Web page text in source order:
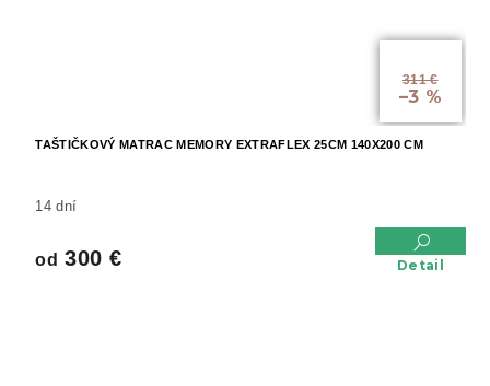
311 €
–3 %
TAŠTIČKOVÝ MATRAC MEMORY EXTRAFLEX 25CM 140X200 CM
14 dní
od 300 € Detail